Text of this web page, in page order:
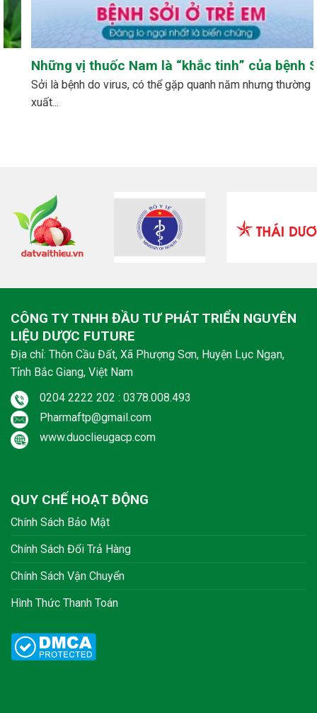
Những vị thuốc Nam là “khắc tinh” của bệnh Sởi
xuất...
CÔNG TY TNHH ĐẦU TƯ PHÁT TRIỂN NGUYÊN
LIỆU DƯỢC FUTURE
Địa chỉ: Thôn Cầu Đất, Xã Phượng Sơn, Huyện Lục Ngạn,
Tỉnh Bắc Giang, Việt Nam
0204 2222 202 : 0378.008.493
Pharmaftp@gmail.com
www.duoclieugacp.com
QUY CHẾ HOẠT ĐỘNG
Chính Sách Bảo Mật
Chính Sách Đổi Trả Hàng
Chính Sách Vận Chuyển
Hình Thức Thanh Toán